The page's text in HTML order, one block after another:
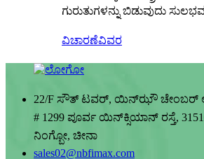
ಗುರುತುಗಳನ್ನು ಬಿಡುವುದು
ವಿಚಾರಣೆವಿವರ
22/F ಸೌತ್ ಟವರ್, ಯಿನ್‌ಝೌ ಚೇಂಬರ್
# 1299 ಪೂರ್ವ ಯಿನ್‌ಕ್ಸಿಯಾನ್ ರಸ್ತೆ,
ನಿಂಗ್ಬೋ, ಚೀನಾ
sales02@nbfimax.com